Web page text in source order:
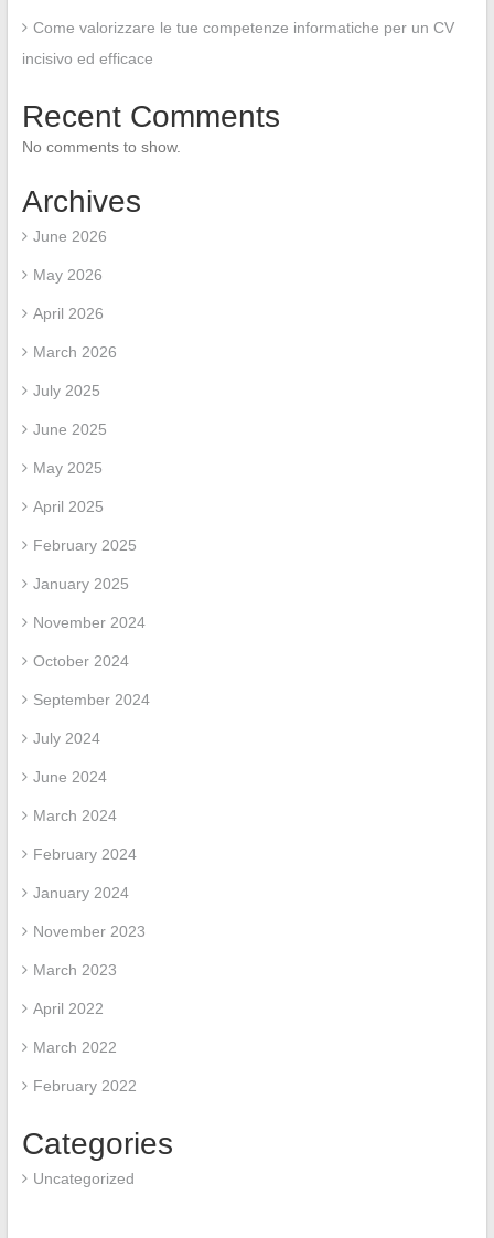
Come valorizzare le tue competenze informatiche per un CV
incisivo ed efficace
Recent Comments
No comments to show.
Archives
June 2026
May 2026
April 2026
March 2026
July 2025
June 2025
May 2025
April 2025
February 2025
January 2025
November 2024
October 2024
September 2024
July 2024
June 2024
March 2024
February 2024
January 2024
November 2023
March 2023
April 2022
March 2022
February 2022
Categories
Uncategorized